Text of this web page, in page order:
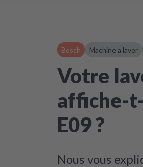
Bosch Machine a laver
Votre
affiche-
E09 ?
Nous vous